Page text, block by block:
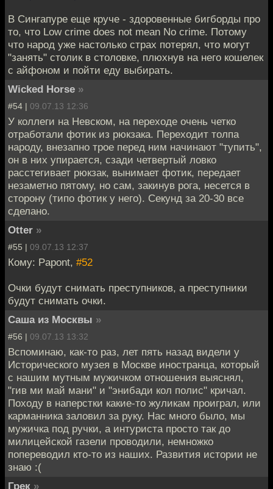
В Сингапуре еще круче - здоровенные бигборды про
то, что Low crime does not mean No crime. Потому
что народ уже настолько страх потерял, что могут
"занять" столик в столовке, плюхнув на него кошелек
с айфоном и пойти еду выбирать.
Wicked Horse »
#54 | 09.07.13 12:36
У коллеги на Невском, на переходе очень четко
отработали фотик из рюкзака. Переходит толпа
народу, внезапно трое перед ним начинают "тупить",
он в них упирается, сзади четвертый ловко
расстегивает рюкзак, вынимает фотик, передает
незаметно пятому, но сам, закинув рога, несется в
сторону (типо фотик у него). Секунд за 20-30 все
сделано.
Otter »
#55 | 09.07.13 12:37
Кому: Papont, #52
Очки будут снимать преступников, а преступники
будут снимать очки.
Саша из Москвы »
#56 | 09.07.13 13:32
Вспоминаю, как-то раз, лет пять назад видели у
Исторического музея в Москве иностранца, который
с нашим мутным мужичком отношения выяснял,
"гив ми май мани" и "энибади кол полис" кричал.
Походу в наперстки какие-то жуликам проиграл, или
карманника заловил за руку. Нас много было, мы
мужичка под ручки, а интуриста просто так до
милицейской газели проводили, немножко
попереводил кто-то из наших. Развития истории не
знаю :(
Грек »